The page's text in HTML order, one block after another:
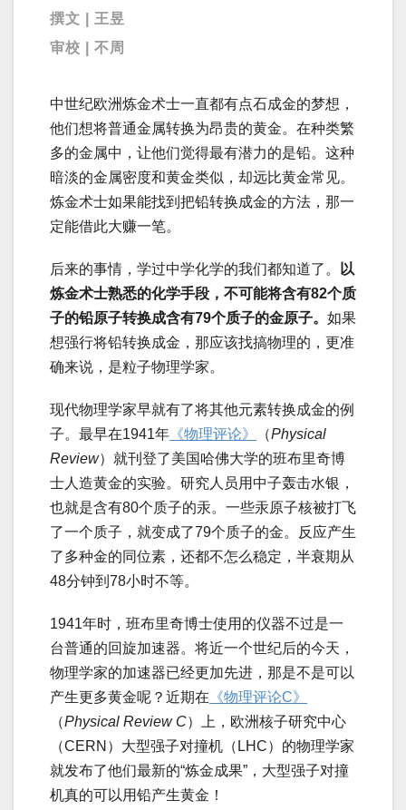
撰文 | 王昱
审校 | 不周
中世纪欧洲炼金术士一直都有点石成金的梦想，
他们想将普通金属转换为昂贵的黄金。在种类繁
多的金属中，让他们觉得最有潜力的是铅。这种
暗淡的金属密度和黄金类似，却远比黄金常见。
炼金术士如果能找到把铅转换成金的方法，那一
定能借此大赚一笔。
后来的事情，学过中学化学的我们都知道了。
以
炼金术士熟悉的化学手段，不可能将含有82个质
子的铅原子转换成含有79个质子的金原子。 如果
想强行将铅转换成金，那应该找搞物理的，更准
确来说，是粒子物理学家。
现代物理学家早就有了将其他元素转换成金的例
子。最早在1941年 《物理评论》 （Physical
Review）就刊登了美国哈佛大学的班布里奇博
士人造黄金的实验。研究人员用中子轰击水银，
也就是含有80个质子的汞。一些汞原子核被打飞
了一个质子，就变成了79个质子的金。反应产生
了多种金的同位素，还都不怎么稳定，半衰期从
48分钟到78小时不等。
1941年时，班布里奇博士使用的仪器不过是一
台普通的回旋加速器。将近一个世纪后的今天，
物理学家的加速器已经更加先进，那是不是可以
产生更多黄金呢？近期在 《物理评论C》
（Physical Review C）上，欧洲核子研究中心
（CERN）大型强子对撞机（LHC）的物理学家
就发布了他们最新的“炼金成果”，大型强子对撞
机真的可以用铅产生黄金！